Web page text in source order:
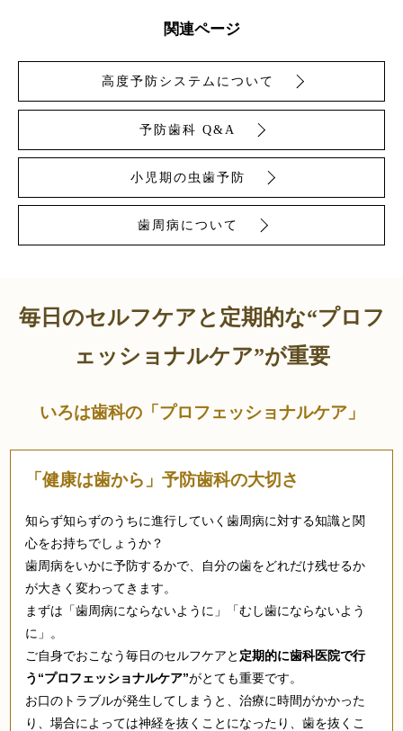
関連ページ
高度予防システムについて
予防歯科 Q&A
小児期の虫歯予防
歯周病について
毎日のセルフケアと定期的な“プロフ
ェッショナルケア”が重要
いろは歯科の「プロフェッショナルケア」
「健康は歯から」予防歯科の大切さ
知らず知らずのうちに進行していく歯周病に対する知識と関
心をお持ちでしょうか？
歯周病をいかに予防するかで、自分の歯をどれだけ残せるか
が大きく変わってきます。
まずは「歯周病にならないように」「むし歯にならないよう
に」。
ご自身でおこなう毎日のセルフケアと 定期的に歯科医院で行
う“プロフェッショナルケア”がとても重要です。
お口のトラブルが発生してしまうと、治療に時間がかかった
り、場合によっては神経を抜くことになったり、歯を抜くこ